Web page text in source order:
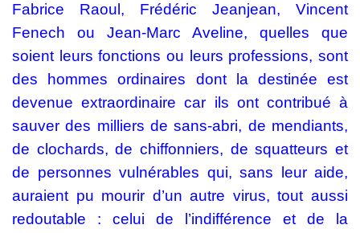
Fabrice Raoul, Frédéric Jeanjean, Vincent
Fenech ou Jean-Marc Aveline, quelles que
soient leurs fonctions ou leurs professions, sont
des hommes ordinaires dont la destinée est
devenue extraordinaire car ils ont contribué à
sauver des milliers de sans-abri, de mendiants,
de clochards, de chiffonniers, de squatteurs et
de personnes vulnérables qui, sans leur aide,
auraient pu mourir d’un autre virus, tout aussi
redoutable : celui de l’indifférence et de la